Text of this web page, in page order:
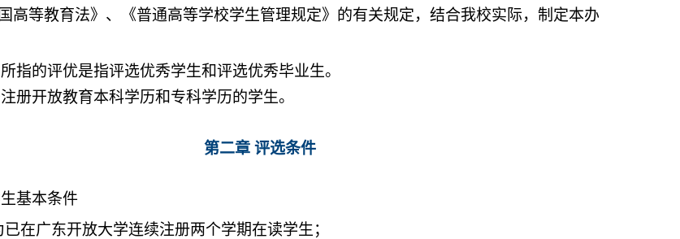
高等教育法》、《普通高等学校学生管理规定》的有关规定，结合我校实际，制定本办
指的评优是指评选优秀学生和评选优秀毕业生。
册开放教育本科学历和专科学历的学生。
第二章 评选条件
基本条件
已在广东开放大学连续注册两个学期在读学生；